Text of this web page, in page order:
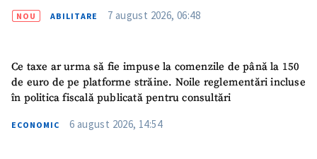
NOU ABILITARE 7 august 2026, 06:48
Ce taxe ar urma să fie impuse la comenzile de până la 150
de euro de pe platforme străine. Noile reglementări incluse
în politica fiscală publicată pentru consultări
ECONOMIC 6 august 2026, 14:54